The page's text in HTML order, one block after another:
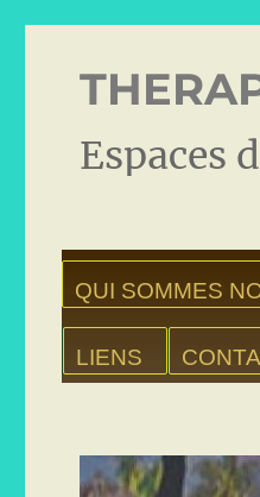
Espaces
QUI SOMMES
LIENS